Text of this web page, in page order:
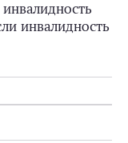
инвалидность